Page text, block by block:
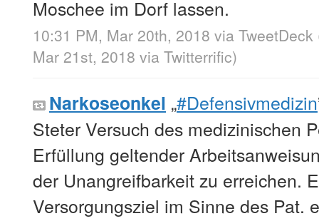
Moschee im Dorf lassen.
10:31 PM, Mar 20th, 2018 via TweetDeck
Mar 21st, 2018 via Twitterrific)
Narkoseonkel „#Defensivmedizin
Steter Versuch des medizinischen
Erfüllung geltender
der Unangreifbarkeit zu erreichen.
Versorgungsziel im Sinne des Pat.